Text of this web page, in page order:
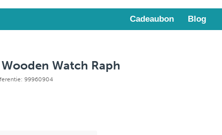
Cadeaubon Blog
Watch Raph
99960904